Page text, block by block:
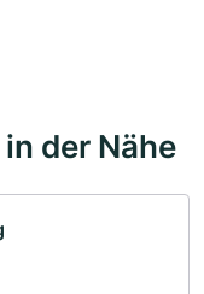
der Nähe